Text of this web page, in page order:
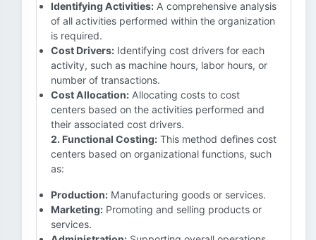
Identifying Activities: A comprehensive analysis
of all activities performed within the organization
is required.
Cost Drivers: Identifying cost drivers for each
activity, such as machine hours, labor hours, or
number of transactions.
Cost Allocation: Allocating costs to cost
centers based on the activities performed and
their associated cost drivers.
2. Functional Costing: This method defines cost
centers based on organizational functions, such
as:
Production: Manufacturing goods or services.
Marketing: Promoting and selling products or
services.